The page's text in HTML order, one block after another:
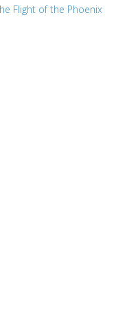
Flight of the Phoenix